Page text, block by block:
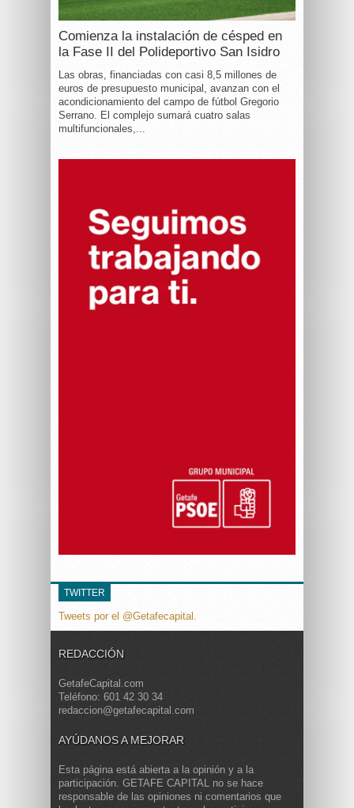
Comienza la instalación de césped en
la Fase II del Polideportivo San Isidro
Las obras, financiadas con casi 8,5 millones de
euros de presupuesto municipal, avanzan con el
acondicionamiento del campo de fútbol Gregorio
Serrano. El complejo sumará cuatro salas
multifuncionales,...
TWITTER
Tweets por el @Getafecapital.
REDACCIÓN
GetafeCapital.com
Teléfono: 601 42 30 34
redaccion@getafecapital.com
AYÚDANOS A MEJORAR
Esta página está abierta a la opinión y a la
participación. GETAFE CAPITAL no se hace
responsable de las opiniones ni comentarios que